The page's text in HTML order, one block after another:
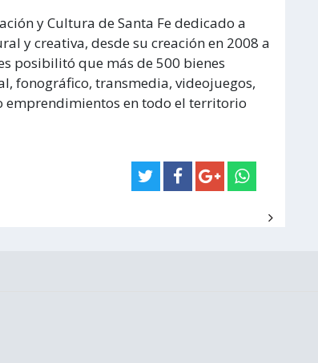
y Cultura de Santa Fe dedicado a
y creativa, desde su creación en 2008 a
posibilitó que más de 500 bienes
fonográfico, transmedia, videojuegos,
emprendimientos en todo el territorio